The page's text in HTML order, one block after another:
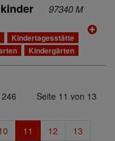
97340 M
Kindertagesstätte
Kindergärten
Seite 11 von 13
11 12 13